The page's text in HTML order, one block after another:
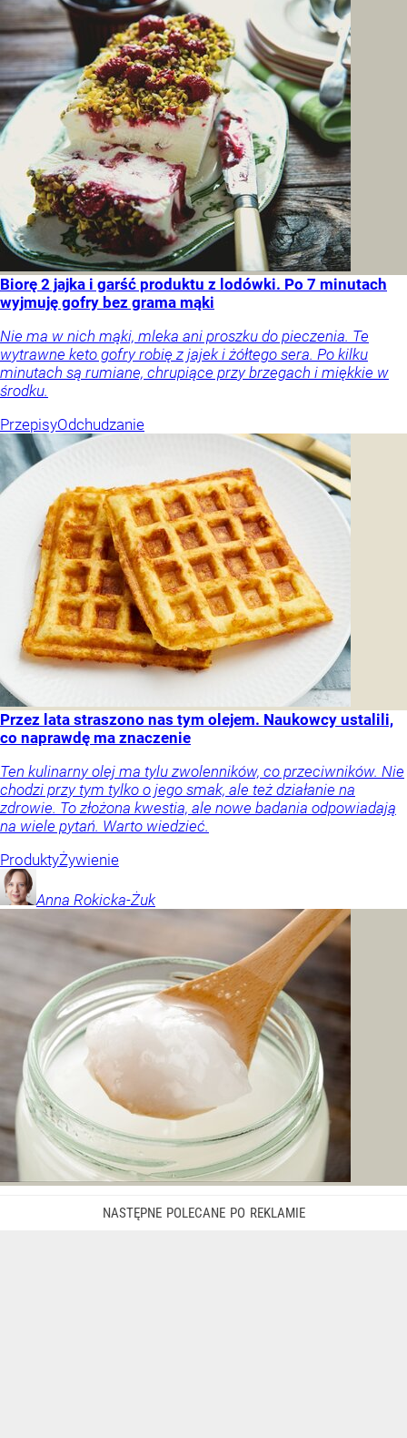
Biorę 2 jajka i garść produktu z lodówki. Po 7 minutach
wyjmuję gofry bez grama mąki
Nie ma w nich mąki, mleka ani proszku do pieczenia. Te
wytrawne keto gofry robię z jajek i żółtego sera. Po kilku
minutach są rumiane, chrupiące przy brzegach i miękkie w
środku.
PrzepisyOdchudzanie
Przez lata straszono nas tym olejem. Naukowcy ustalili,
co naprawdę ma znaczenie
Ten kulinarny olej ma tylu zwolenników, co przeciwników. Nie
chodzi przy tym tylko o jego smak, ale też działanie na
zdrowie. To złożona kwestia, ale nowe badania odpowiadają
na wiele pytań. Warto wiedzieć.
ProduktyŻywienie
Anna Rokicka-Żuk